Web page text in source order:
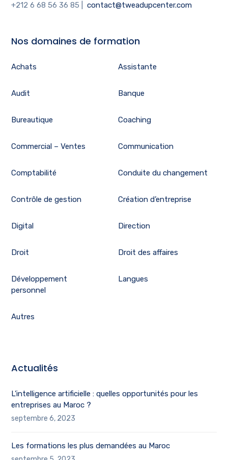
+212 6 68 56 36 85
|contact@tweadupcenter.com
Nos domaines de formation
Achats Assistante
Audit Banque
Bureautique Coaching
Commercial – Ventes Communication
Comptabilité Conduite du changement
Contrôle de gestion Création d’entreprise
Digital Direction
Droit Droit des affaires
Développement
personnel
Langues
Autres
Actualités
L’intelligence artificielle : quelles opportunités pour les
entreprises au Maroc ?
septembre 6, 2023
Les formations les plus demandées au Maroc